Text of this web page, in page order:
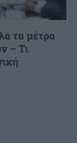
τα μέτρα
– Τι